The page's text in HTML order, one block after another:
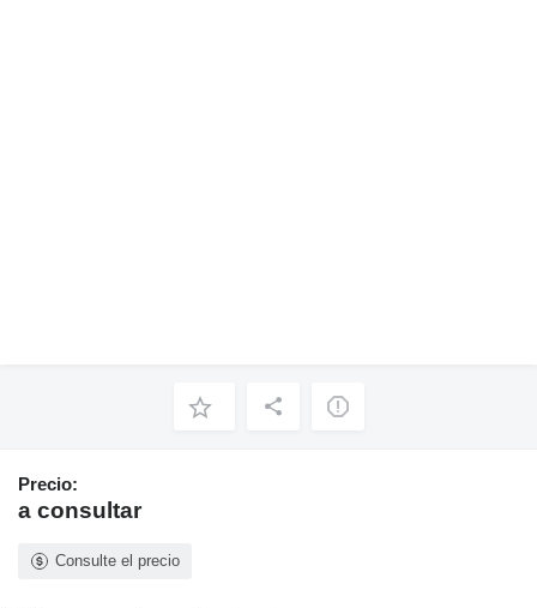
Precio:
a consultar
Consulte el precio